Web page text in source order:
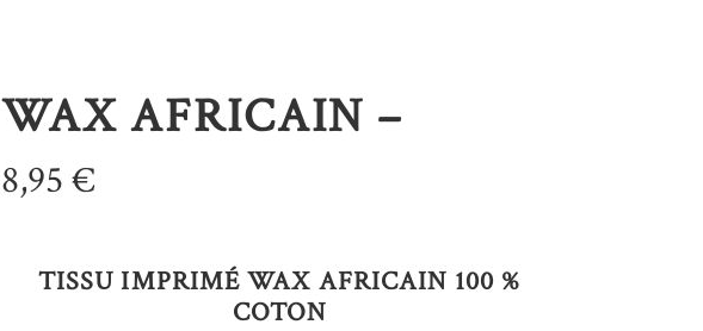
WAX AFRICAIN –
8,95€
TISSU IMPRIMÉ WAX AFRICAIN 100 %
COTON